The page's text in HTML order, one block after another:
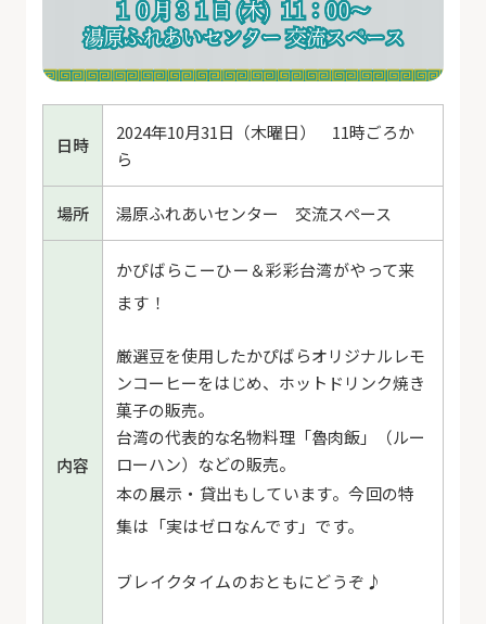
日時
2024年10月31日（木曜日） 11時ごろか
ら
場所 湯原ふれあいセンター 交流スぺース
内容
かぴばらこーひー＆彩彩台湾がやって来
ます！
厳選豆を使用したかぴばらオリジナルレモ
ンコーヒーをはじめ、ホットドリンク焼き
菓子の販売。
台湾の代表的な名物料理「魯肉飯」（ルー
ローハン）などの販売。
本の展示・貸出もしています。今回の特
集は「実はゼロなんです」です。
ブレイクタイムのおともにどうぞ♪